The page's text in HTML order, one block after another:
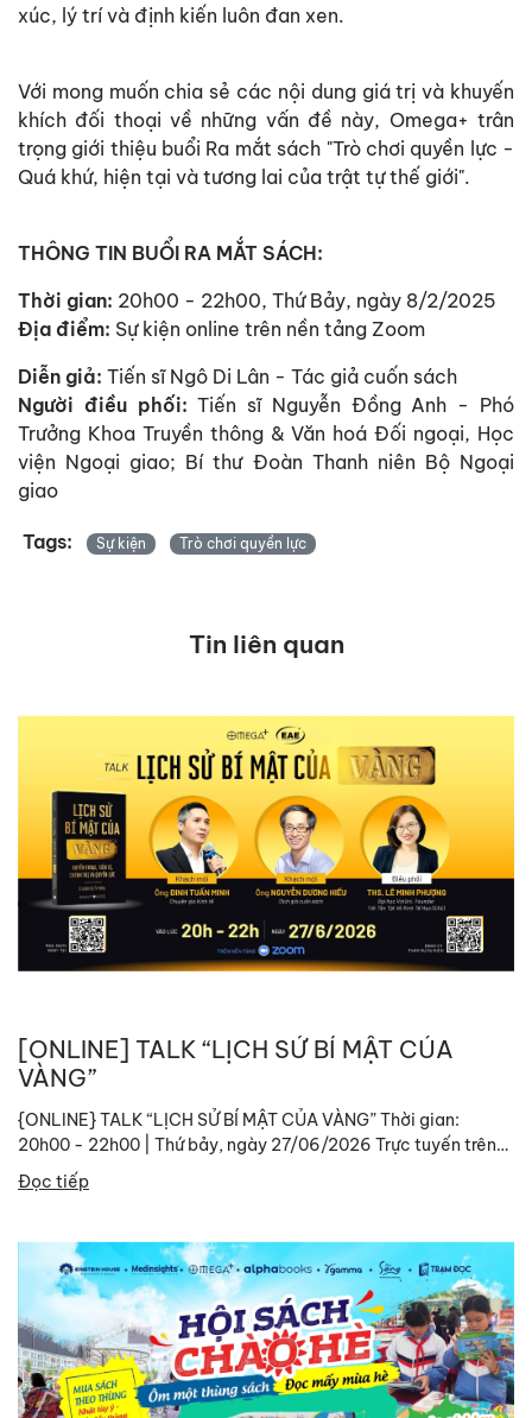
xúc, lý trí và định kiến luôn đan xen.
Với mong muốn chia sẻ các nội dung giá trị và khuyến
khích đối thoại về những vấn đề này, Omega+ trân
trọng giới thiệu buổi Ra mắt sách "Trò chơi quyền lực -
Quá khứ, hiện tại và tương lai của trật tự thế giới".
THÔNG TIN BUỔI RA MẮT SÁCH:
Thời gian: 20h00 - 22h00, Thứ Bảy, ngày 8/2/2025
Địa điểm: Sự kiện online trên nền tảng Zoom
Diễn giả: Tiến sĩ Ngô Di Lân - Tác giả cuốn sách
Người điều phối:Tiến sĩ Nguyễn Đồng Anh - Phó
Trưởng Khoa Truyền thông & Văn hoá Đối ngoại, Học
viện Ngoại giao; Bí thư Đoàn Thanh niên Bộ Ngoại
giao
Tags: Sự kiện Trò chơi quyền lực
Tin liên quan
[ONLINE] TALK “LỊCH SỬ BÍ MẬT CỦA
VÀNG”
{ONLINE} TALK “LỊCH SỬ BÍ MẬT CỦA VÀNG” Thời gian:
20h00 - 22h00 | Thứ bảy, ngày 27/06/2026 Trực tuyến trên
nền tảng Zoom Link tham gia:
https://zoom.us/j/96375018556?
Đọc tiếp